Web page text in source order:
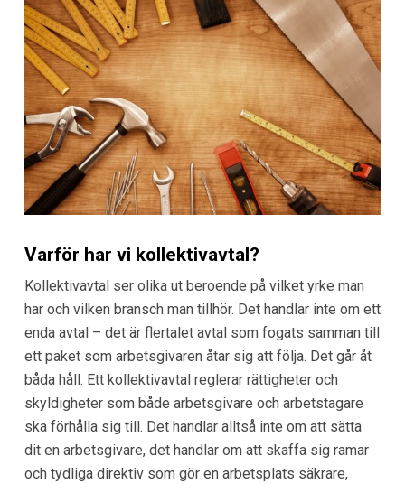
Varför har vi kollektivavtal?
Kollektivavtal ser olika ut beroende på vilket yrke man
har och vilken bransch man tillhör. Det handlar inte om ett
enda avtal – det är flertalet avtal som fogats samman till
ett paket som arbetsgivaren åtar sig att följa. Det går åt
båda håll. Ett kollektivavtal reglerar rättigheter och
skyldigheter som både arbetsgivare och arbetstagare
ska förhålla sig till. Det handlar alltså inte om att sätta
dit en arbetsgivare, det handlar om att skaffa sig ramar
och tydliga direktiv som gör en arbetsplats säkrare,